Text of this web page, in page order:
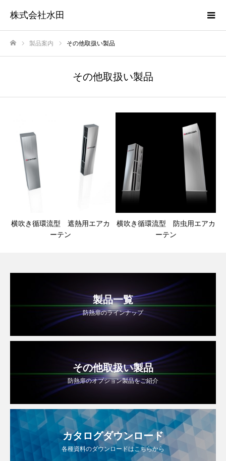
株式会社水田
製品案内 その他取扱い製品
その他取扱い製品
横吹き循環流型 遮熱用エアカ
ーテン
横吹き循環流型 防虫用エアカ
ーテン
製品一覧
防熱扉のラインナップ
その他取扱い製品
防熱扉のオプション製品をご紹介
カタログダウンロード
各種資料のダウンロードはこちらから